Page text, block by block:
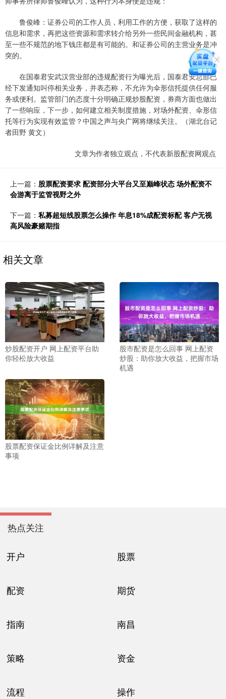
鲁俊峰：证券公司的工作人员，利用工作的方便，获取了这样的
信息和需求，再把这些资源和需求转介给另外一些民间金融机构，甚
至一些不规范的地下钱庄都是有可能的。和证券公司的主营业务是冲
突的。
在国泰君安武汉营业部的违规配资行为曝光后，国泰君安总部已
经下发通知叫停相关业务，并表态称，不允许为伞形信托提供任何服
务或便利。监管部门的态度十分明确正规炒股配资，券商方面也做出
了一些响应，下一步，如何建立相关制度措施，对场外配资、伞形信
托等行为实现有效监管？中国之声与央广网将继续关注。（湖北台记
者田野 黄文）
文章为作者独立观点，不代表新股配资网观点
上一篇： 股票配资要求 配资部分大平台又至巅峰状态 场外配资不
会游离于监管视野之外
下一篇： 私募超短线股票怎么操作 年息18%成配资标配 客户无视
高风险豪赌期指
相关文章
炒股配资开户 网上配资平台助
你轻松放大收益
股市配资是怎么回事 网上配资
炒股：助你放大收益，把握市场
机遇
股票配资保证金比例详解及注意
事项
热点关注
开户 股票
配资 期货
指南 南昌
策略 资金
流程 操作